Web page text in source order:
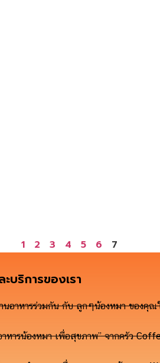
1 2 3 4 5 6 7
บริการของเรา
นอาหารร่วมกัน กับ ลูกๆน้องหมา ของคุณ
าหารน้องหมา เพื่อสุขภาพ” จากครัว